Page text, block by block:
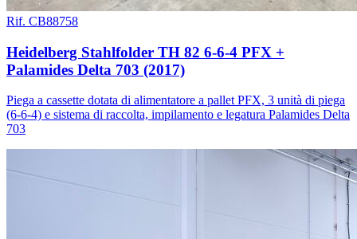
Rif. CB88758
Heidelberg Stahlfolder TH 82 6-6-4 PFX +
Palamides Delta 703 (2017)
Piega a cassette dotata di alimentatore a pallet PFX, 3 unità di piega
(6-6-4) e sistema di raccolta, impilamento e legatura Palamides Delta
703